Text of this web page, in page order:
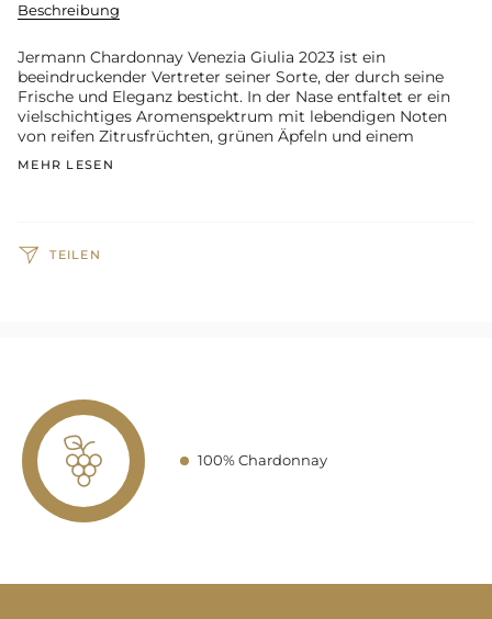
Beschreibung
Jermann Chardonnay Venezia Giulia 2023 ist ein
beeindruckender Vertreter seiner Sorte, der durch seine
Frische und Eleganz besticht. In der Nase entfaltet er ein
vielschichtiges Aromenspektrum mit lebendigen Noten
von reifen Zitrusfrüchten, grünen Äpfeln und einem
MEHR LESEN
TEILEN
100% Chardonnay